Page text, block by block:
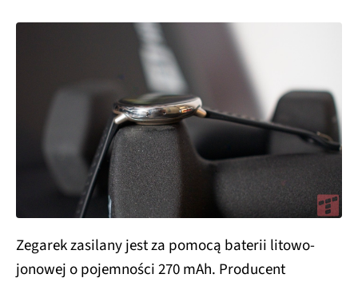
Zegarek zasilany jest za pomocą baterii litowo-
jonowej o pojemności 270 mAh. Producent